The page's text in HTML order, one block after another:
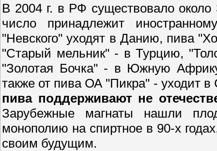
В 2004 г. в РФ существовало
число принадлежит
"Невского" уходят в Данию, пива
"Старый мельник" - в Турцию,
"Золотая Бочка" - в Южную
также от пива ОА "Пикра" - уходит
пива поддерживают не
Зарубежные магнаты нашли
монополию на спиртное в 90-х
своим будущим.